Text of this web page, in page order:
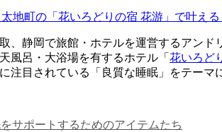
地町の「花いろどりの宿 花游」で叶え
、静岡で旅館・ホテルを運営するアン
風呂・大浴場を有するホテル「 花いろど
注目されている「良質な睡眠」をテー
サポートするためのアイテムたち